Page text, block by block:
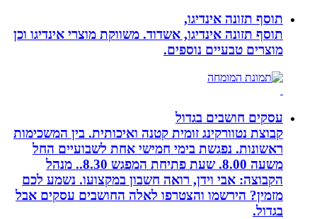
תוסף תזונה אינדיגו,
תוסף תזונה אינדיגו, אשדוד. משווקת מוצרי אינדיגו וכן
מוצרים טבעיים נוספים.
עסקים חושבים בגדול
קבוצת נטוורקינג זומית קטנה ואיכותית. בין המשכימות
ראשונות. נפגשת בימי חמישי אחת לשבועיים החל
משעה 8.00. שעת פתיחת המפגש 8.30.. מנהל
הקבוצה: אבי וידן, רואה חשבון במקצועו. נשמע לכם
מזמין? הירשמו והצטרפו לאלה החושבים עסקים אבל
בגדול.